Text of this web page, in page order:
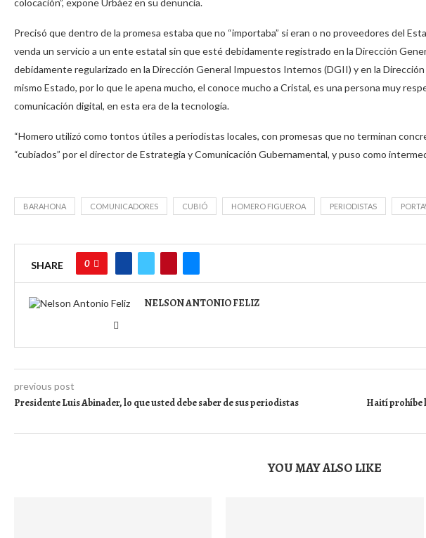
colocación”, expone Urbáez en su denuncia.
Precisó que dentro de la promesa estaba que no “importaba” si eran o no proveedores del
venda un servicio a un ente estatal sin que esté debidamente registrado en la Dirección
debidamente regularizado en la Dirección General Impuestos Internos (DGII) y en la
mismo Estado, por lo que le apena mucho, el conoce mucho a Cristal, es una persona muy
comunicación digital, en esta era de la tecnología.
“Homero utilizó como tontos útiles a periodistas locales, con promesas que no terminan
“cubiados” por el director de Estrategia y Comunicación Gubernamental, y puso como
BARAHONA COMUNICADORES CUBIÓ HOMERO FIGUEROA PERIODISTAS
SHARE 0
NELSON ANTONIO FELIZ
previous post
Presidente Luis Abinader, lo que usted debe saber de sus periodistas
Haití prohíbe
YOU MAY ALSO LIKE